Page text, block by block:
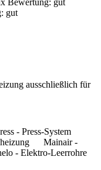
ausschließlich für
- Press-System
Mainair -
- Elektro-Leerrohre